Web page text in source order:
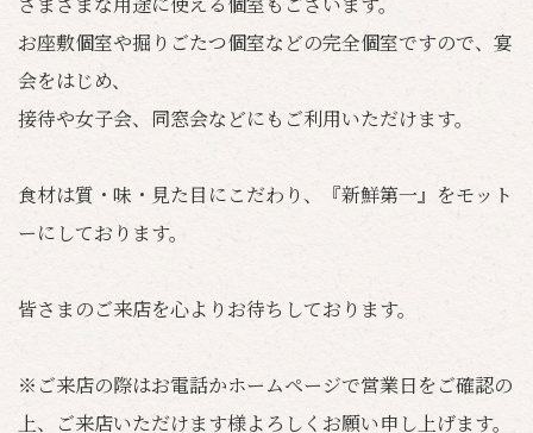
お座敷個室や掘りごたつ個室などの完全個室ですので、宴
会をはじめ、
接待や女子会、同窓会などにもご利用いただけます。
食材は質・味・見た目にこだわり、『新鮮第一』をモット
ーにしております。
皆さまのご来店を心よりお待ちしております。
※ご来店の際はお電話かホームページで営業日をご確認の
上、ご来店いただけます様よろしくお願い申し上げます。